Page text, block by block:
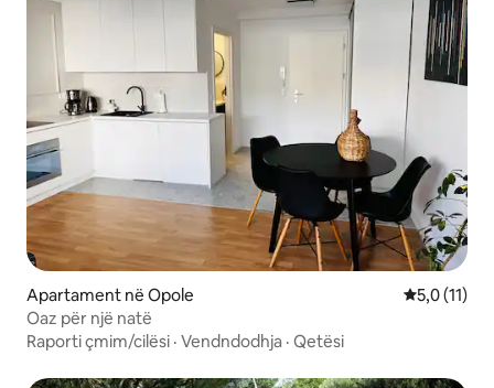
Apartament në Opole Vlerësimi
5,0 (11)
Oaz për një natë
Raporti çmim/cilësi · Vendndodhja · Qetësi